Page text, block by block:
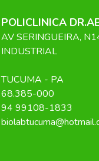
POLICLINICA
AV SERINGUEIRA,
INDUSTRIAL
TUCUMA - PA
68.385-000
94 99108-1833